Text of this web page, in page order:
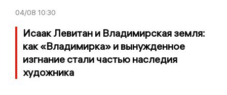
04/08 10:30
Исаак Левитан и Владимирская земля:
как «Владимирка» и вынужденное
изгнание стали частью наследия
художника